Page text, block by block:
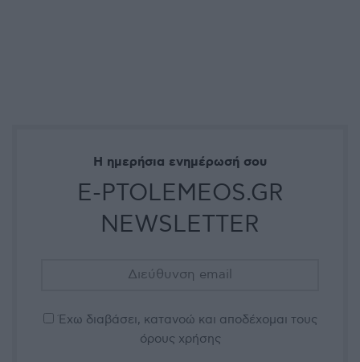
Η ημερήσια ενημέρωσή σου
E-PTOLEMEOS.GR
NEWSLETTER
Έχω διαβάσει, κατανοώ και αποδέχομαι τους
όρους χρήσης